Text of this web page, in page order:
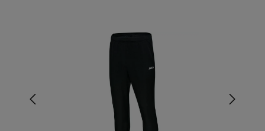
Bildergalerie überspringen